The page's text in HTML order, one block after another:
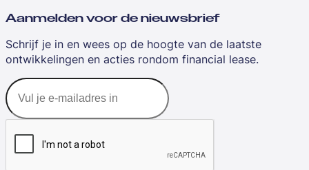
Aanmelden voor de nieuwsbrief
Schrijf je in en wees op de hoogte van de laatste
ontwikkelingen en acties rondom financial lease.